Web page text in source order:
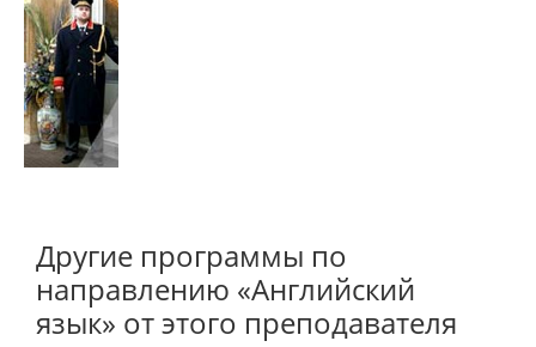
Другие программы по
направлению «Английский
язык» от этого преподавателя